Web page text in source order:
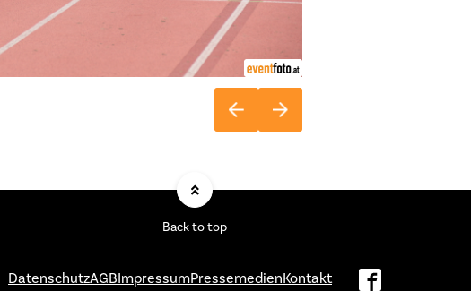
Back to top
DatenschutzAGBImpressumPressemedienKontakt